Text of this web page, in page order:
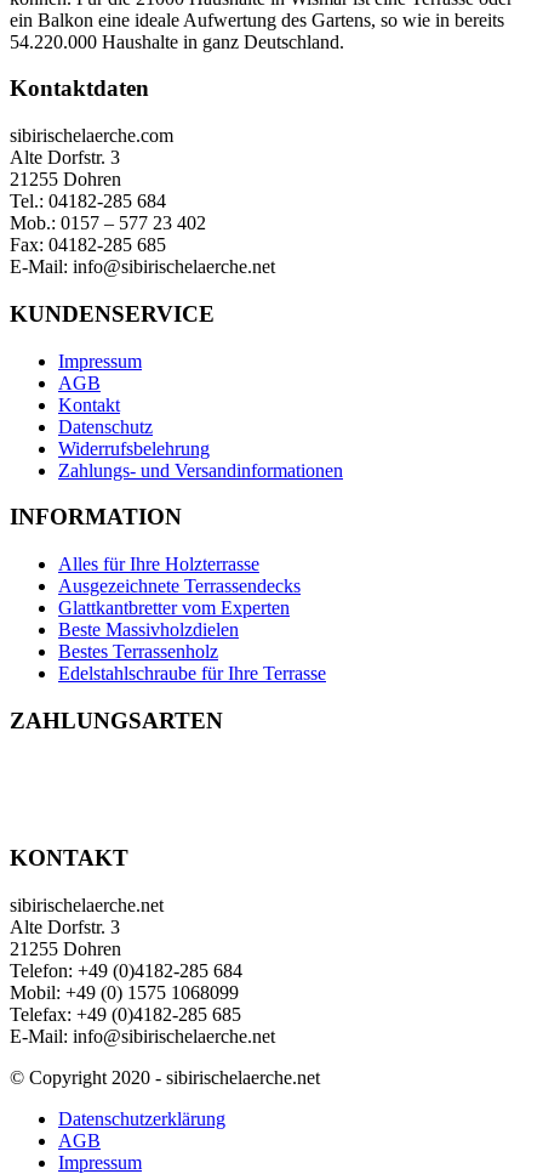
ein Balkon eine ideale Aufwertung des Gartens, so wie in bereits
54.220.000 Haushalte in ganz Deutschland.
Kontaktdaten
sibirischelaerche.com
Alte Dorfstr. 3
21255 Dohren
Tel.: 04182-285 684
Mob.: 0157 – 577 23 402
Fax: 04182-285 685
E-Mail: info@sibirischelaerche.net
KUNDENSERVICE
Impressum
AGB
Kontakt
Datenschutz
Widerrufsbelehrung
Zahlungs- und Versandinformationen
INFORMATION
Alles für Ihre Holzterrasse
Ausgezeichnete Terrassendecks
Glattkantbretter vom Experten
Beste Massivholzdielen
Bestes Terrassenholz
Edelstahlschraube für Ihre Terrasse
ZAHLUNGSARTEN
KONTAKT
sibirischelaerche.net
Alte Dorfstr. 3
21255 Dohren
Telefon: +49 (0)4182-285 684
Mobil: +49 (0) 1575 1068099
Telefax: +49 (0)4182-285 685
E-Mail: info@sibirischelaerche.net
© Copyright 2020 - sibirischelaerche.net
Datenschutzerklärung
AGB
Impressum